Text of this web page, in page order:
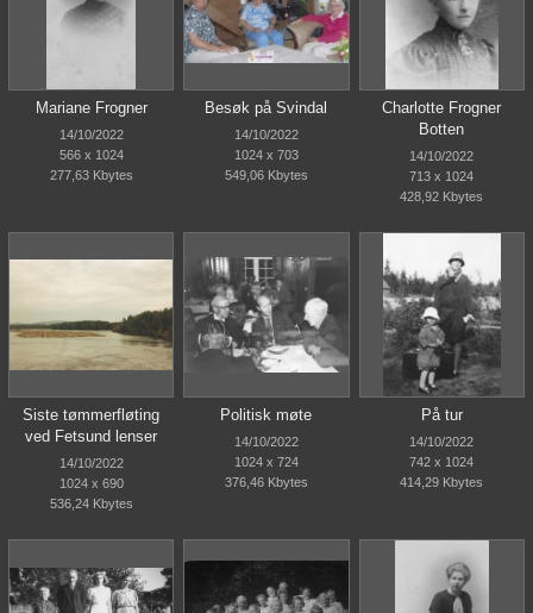
Mariane Frogner
14/10/2022
566 x 1024
277,63 Kbytes
Besøk på Svindal
14/10/2022
1024 x 703
549,06 Kbytes
Charlotte Frogner
Botten
14/10/2022
713 x 1024
428,92 Kbytes
Siste tømmerfløting
ved Fetsund lenser
14/10/2022
1024 x 690
536,24 Kbytes
Politisk møte
14/10/2022
1024 x 724
376,46 Kbytes
På tur
14/10/2022
742 x 1024
414,29 Kbytes